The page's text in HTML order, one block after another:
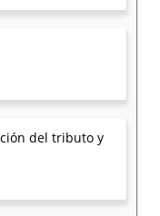
del tributo y